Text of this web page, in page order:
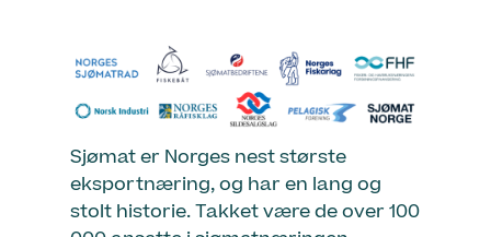
Sjømat er Norges nest største
eksportnæring, og har en lang og
stolt historie. Takket være de over 100